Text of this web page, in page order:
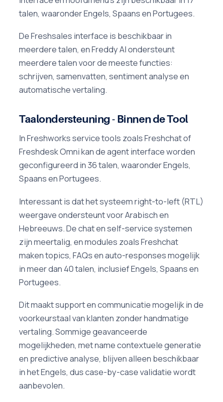
talen, waaronder Engels, Spaans en Portugees.
De Freshsales interface is beschikbaar in
meerdere talen, en Freddy AI ondersteunt
meerdere talen voor de meeste functies:
schrijven, samenvatten, sentiment analyse en
automatische vertaling.
Taalondersteuning - Binnen de Tool
In Freshworks service tools zoals Freshchat of
Freshdesk Omni kan de agent interface worden
geconfigureerd in 36 talen, waaronder Engels,
Spaans en Portugees.
Interessant is dat het systeem right-to-left (RTL)
weergave ondersteunt voor Arabisch en
Hebreeuws. De chat en self-service systemen
zijn meertalig, en modules zoals Freshchat
maken topics, FAQs en auto-responses mogelijk
in meer dan 40 talen, inclusief Engels, Spaans en
Portugees.
Dit maakt support en communicatie mogelijk in de
voorkeurstaal van klanten zonder handmatige
vertaling. Sommige geavanceerde
mogelijkheden, met name contextuele generatie
en predictive analyse, blijven alleen beschikbaar
in het Engels, dus case-by-case validatie wordt
aanbevolen.